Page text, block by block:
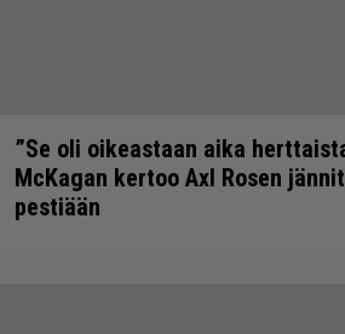
”Se oli oikeastaan aika
McKagan kertoo Axl Rosen
pestiään